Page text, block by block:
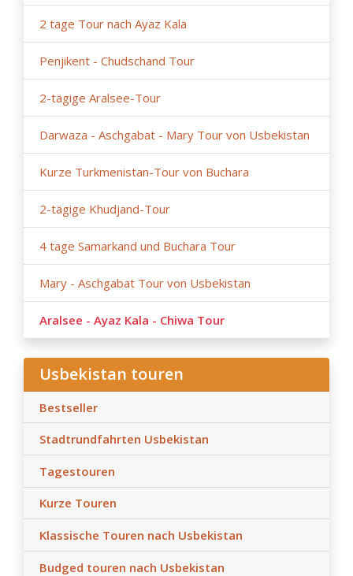
2 tage Tour nach Ayaz Kala
Penjikent - Chudschand Tour
2-tägige Aralsee-Tour
Darwaza - Aschgabat - Mary Tour von Usbekistan
Kurze Turkmenistan-Tour von Buchara
2-tägige Khudjand-Tour
4 tage Samarkand und Buchara Tour
Mary - Aschgabat Tour von Usbekistan
Aralsee - Ayaz Kala - Chiwa Tour
Usbekistan touren
Bestseller
Stadtrundfahrten Usbekistan
Tagestouren
Kurze Touren
Klassische Touren nach Usbekistan
Budged touren nach Usbekistan